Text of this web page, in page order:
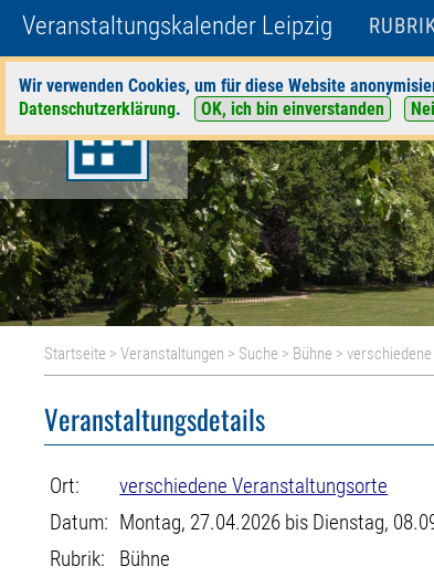
Veranstaltungskalender Leipzig
Wir verwenden Cookies, um für diese Website
Datenschutzerklärung. OK, ich bin einverstanden
Startseite >Veranstaltungen > Suche > Bühne >
Veranstaltungsdetails
Ort:
verschiedene Veranstaltungsorte
Datum: Montag, 27.04.2026 bis Dienstag,
Rubrik:
Bühne